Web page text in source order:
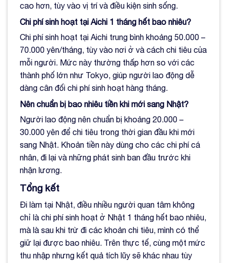
cao hơn, tùy vào vị trí và điều kiện sinh sống.
Chi phí sinh hoạt tại Aichi 1 tháng hết bao nhiêu?
Chi phí sinh hoạt tại Aichi trung bình khoảng 50.000 –
70.000 yên/tháng, tùy vào nơi ở và cách chi tiêu của
mỗi người. Mức này thường thấp hơn so với các
thành phố lớn như Tokyo, giúp người lao động dễ
dàng cân đối chi phí sinh hoạt hàng tháng.
Nên chuẩn bị bao nhiêu tiền khi mới sang Nhật?
Người lao động nên chuẩn bị khoảng 20.000 –
30.000 yên để chi tiêu trong thời gian đầu khi mới
sang Nhật. Khoản tiền này dùng cho các chi phí cá
nhân, đi lại và những phát sinh ban đầu trước khi
nhận lương.
Tổng kết
Đi làm tại Nhật, điều nhiều người quan tâm không
chỉ là chi phí sinh hoạt ở Nhật 1 tháng hết bao nhiêu,
mà là sau khi trừ đi các khoản chi tiêu, mình có thể
giữ lại được bao nhiêu. Trên thực tế, cùng một mức
thu nhập nhưng kết quả tích lũy sẽ khác nhau tùy